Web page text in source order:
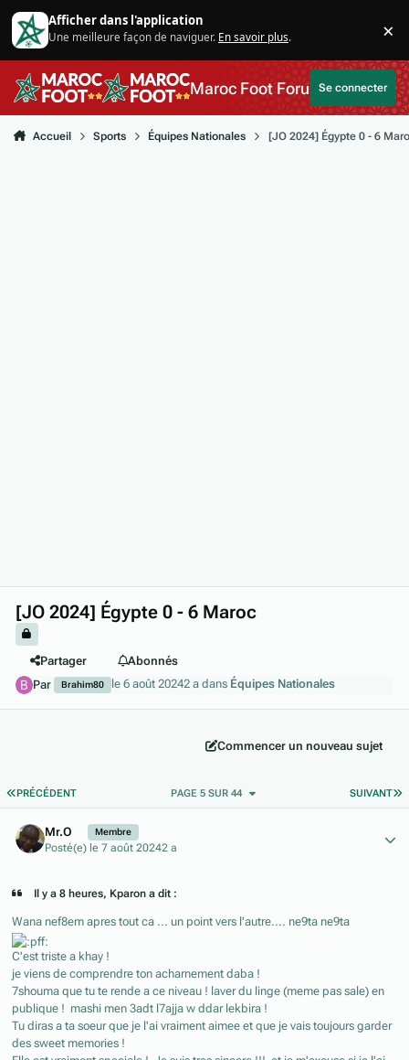
Aller au contenu
Afficher dans l'application
Une meilleure façon de naviguer. En savoir plus. ×
Maroc Foot ForumSe connecter
Accueil Sports Équipes Nationales [JO 2024] Égypte 0 - 6
[JO 2024] Égypte 0 - 6 Maroc
Partager
Abonnés
Par
Brahim80 le 6 août 20242 a dans Équipes Nationales
Commencer un nouveau sujet
PREMIÈRE PAGE
PRÉCÉDENT SUIVANT
PAGE 5 SUR 44
Mr.O Membre
Posté(e) le 7 août 20242 a
Il y a 8 heures, Kparon a dit :
Wana nef8em apres tout ca ... un point vers l'autre.... ne9ta ne9ta
C'est triste a khay !
je viens de comprendre ton acharnement daba !
7shouma que tu te rende a ce niveau ! laver du linge (meme pas sale) en
publique ! mashi men 3adt l7ajja w ddar lekbira !
Tu diras a ta soeur que je l'ai vraiment aimee et que je vais toujours garder
des sweet memories !